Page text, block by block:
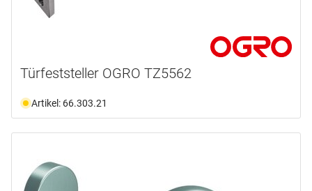
Türfeststeller OGRO TZ5562
Artikel: 66.303.21